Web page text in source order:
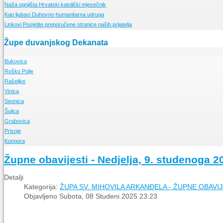
Prvi koraci duvanjske FRAME
15 obljetnica FRAME TG
Glasnici sv. FranjeNešto o "maloj FRAMI"
La VernaGlasilo framaša iz Tomislavgrada
Nedjeljne propovijedi
Meditacije
Naša ognjišta Hrvatski katolički mjesečnik
Kap ljubavi Duhovno-humanitarna udruga
Linkovi Posjetite preporučene stranice naših prijatelja
Župe duvanjskog Dekanata
Bukovica
O Župi
Događanja
Roško Polje
O Župi
Rašeljke
Vinica
Seonica
Događanja
Šujica
O Župi
Grabovica
Događanja
Prisoje
O Župi
Kongora
Događanja
Župne obavijesti - Nedjelja, 9. studenoga
Detalji
Kategorija: ŽUPA SV. MIHOVILA ARKANĐELA - ŽUPNE
Objavljeno Subota, 08 Studeni 2025 23:23